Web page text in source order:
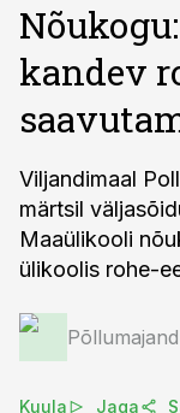
kandev
Viljandimaal
märtsil
Maaülikooli
ülikoolis rohe-
Kuula Jaga